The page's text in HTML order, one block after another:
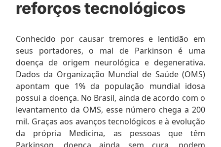
reforços tecnológicos
Conhecido por causar tremores e lentidão em
seus portadores, o mal de Parkinson é uma
doença de origem neurológica e degenerativa.
Dados da Organização Mundial de Saúde (OMS)
apontam que 1% da população mundial idosa
possui a doença. No Brasil, ainda de acordo com o
levantamento da OMS, esse número chega a 200
mil. Graças aos avanços tecnológicos e à evolução
da própria Medicina, as pessoas que têm